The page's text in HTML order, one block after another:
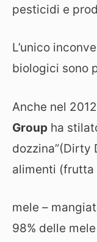
pesticidi e
L’unico
biologici sono
Anche nel
Group ha
dozzina”(Dirty
alimenti (frutta
mele –
98% delle